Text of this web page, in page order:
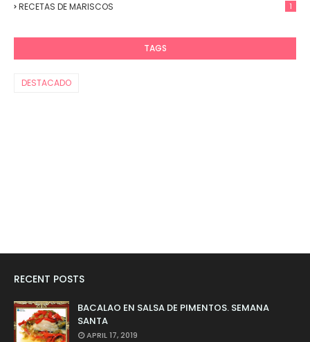
RECETAS DE MARISCOS 1
TAGS
DESTACADO
RECENT POSTS
BACALAO EN SALSA DE PIMENTOS. SEMANA
SANTA
APRIL 17, 2019